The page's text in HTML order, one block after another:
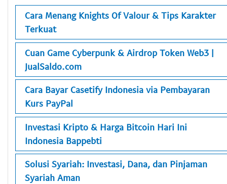
Cara Menang Knights Of Valour & Tips Karakter
Terkuat
Cuan Game Cyberpunk & Airdrop Token Web3 |
JualSaldo.com
Cara Bayar Casetify Indonesia via Pembayaran
Kurs PayPal
Investasi Kripto & Harga Bitcoin Hari Ini
Indonesia Bappebti
Solusi Syariah: Investasi, Dana, dan Pinjaman
Syariah Aman